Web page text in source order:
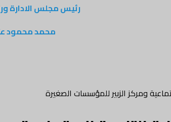
رئيس مجلس الادارة
محمد محمود
ومركز الزبير للمؤسسات الصغيرة